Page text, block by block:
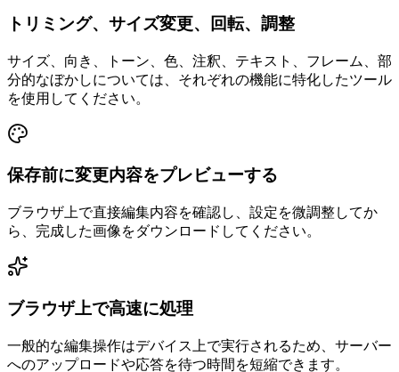
トリミング、サイズ変更、回転、調整
サイズ、向き、トーン、色、注釈、テキスト、フレーム、部
分的なぼかしについては、それぞれの機能に特化したツール
を使用してください。
保存前に変更内容をプレビューする
ブラウザ上で直接編集内容を確認し、設定を微調整してか
ら、完成した画像をダウンロードしてください。
ブラウザ上で高速に処理
一般的な編集操作はデバイス上で実行されるため、サーバー
へのアップロードや応答を待つ時間を短縮できます。